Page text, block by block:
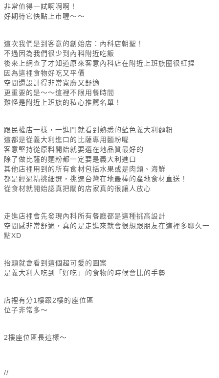
非常值得一試啊啊啊！
好期待它快點上市喔～～
這次我們是到客意的創始店：內科店朝聖！
不過因為我們很少到內科附近吃飯
後來上網查了才知道原來客意內科店在附近上班族圈很紅捏
因為這裡食物好吃又平價
空間還設計得非常寬廣又舒適
更重要的是～～這裡不限用餐時間
難怪是附近上班族的私心推薦名單！
跟民權店一樣，一進門就看到熟悉的藍色義大利麵粉
這都是從義大利進口的比薩專用麵粉喔
客意堅持從原料開始就要選在地品質最好的
除了做比薩的麵粉都一定要是義大利進口
其他店裡用到的所有食材包括水果或是肉類、海鮮
都是經過精挑細選，挑選台灣在地最棒的產地食材直送！
從食材就開始認真把關的店家真的很讓人放心
走進店裡會先發現內科所有餐廳都是這種挑高設計
空間感非常舒適，真的是走進來就會很想跟朋友在這裡多聊久一
點XD
抬頭就會看到這個超可愛的圖案
是義大利人吃到「好吃」的食物的時候會比的手勢
店裡有分1樓跟2樓的座位區
位子非常多～
2樓座位區長這樣～
//